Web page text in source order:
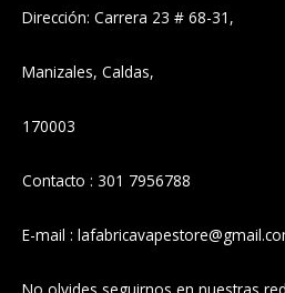
Dirección: Carrera 23 # 68-31,
Manizales, Caldas,
170003
Contacto : 301 7956788
E-mail :